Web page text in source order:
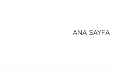
ANA SAYFA